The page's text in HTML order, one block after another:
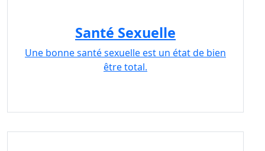
Santé Sexuelle
Une bonne santé sexuelle est un état de bien
être total.